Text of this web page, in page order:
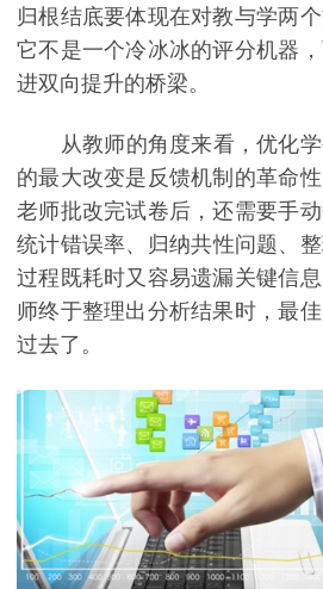
归根结底要体现在对教与学两
它不是一个冷冰冰的评分机器
进双向提升的桥梁。
从教师的角度来看，优化学
的最大改变是反馈机制的革命
老师批改完试卷后，还需要手
统计错误率、归纳共性问题、
过程既耗时又容易遗漏关键信
师终于整理出分析结果时，最
过去了。